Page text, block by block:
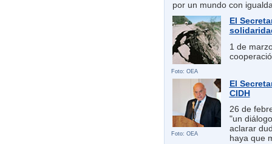
por un mundo con
Foto: OEA
El
1 de
Foto: OEA
El
CIDH
26 de
"un
aclarar
haya que